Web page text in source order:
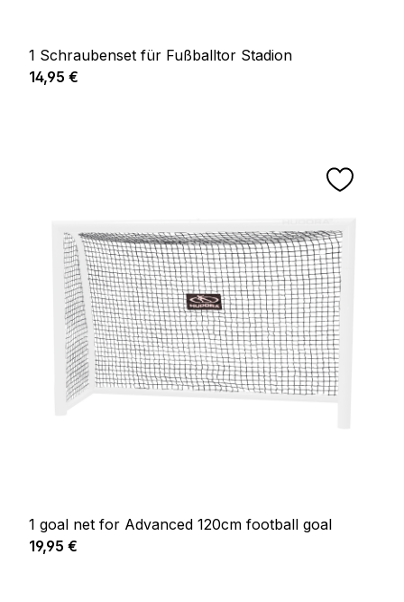
1 Schraubenset für Fußballtor Stadion
Prix régulier :
14,95 €
1 goal net for Advanced 120cm football goal
Prix régulier :
19,95 €